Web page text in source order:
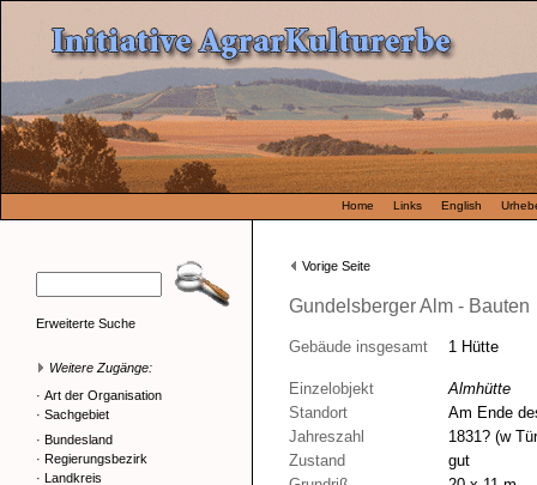
Home Links English
Erweiterte Suche
Weitere Zugänge:
· Art der Organisation
· Sachgebiet
· Bundesland
· Regierungsbezirk
· Landkreis
Vorige Seite
Gundelsberger Alm - Bauten
Gebäude insgesamt 1 Hütte
Einzelobjekt
Almhütte
Standort
Am Ende
Jahreszahl
1831? (w
Zustand
gut